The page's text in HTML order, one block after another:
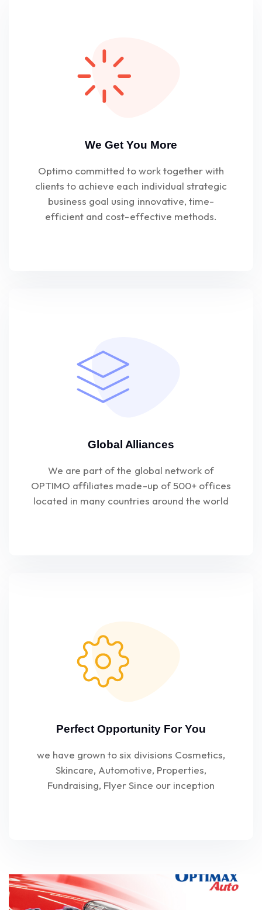
We Get You More
Optimo committed to work together with
clients to achieve each individual strategic
business goal using innovative, time-
efficient and cost-effective methods.
Global Alliances
We are part of the global network of
OPTIMO affiliates made-up of 500+ offices
located in many countries around the world
Perfect Opportunity For You
we have grown to six divisions Cosmetics,
Skincare, Automotive, Properties,
Fundraising, Flyer Since our inception